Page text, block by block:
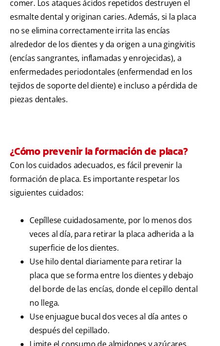
comer. Los ataques ácidos repetidos destruyen el
esmalte dental y originan caries. Además, si la placa
no se elimina correctamente irrita las encías
alrededor de los dientes y da origen a una gingivitis
(encías sangrantes, inflamadas y enrojecidas), a
enfermedades periodontales (enfermendad en los
tejidos de soporte del diente) e incluso a pérdida de
piezas dentales.
¿Cómo prevenir la formación de placa?
Con los cuidados adecuados, es fácil prevenir la
formación de placa. Es importante respetar los
siguientes cuidados:
Cepíllese cuidadosamente, por lo menos dos
veces al día, para retirar la placa adherida a la
superficie de los dientes.
Use hilo dental diariamente para retirar la
placa que se forma entre los dientes y debajo
del borde de las encías, donde el cepillo dental
no llega.
Use enjuague bucal dos veces al día antes o
después del cepillado.
Limite el consumo de almidones y azúcares,